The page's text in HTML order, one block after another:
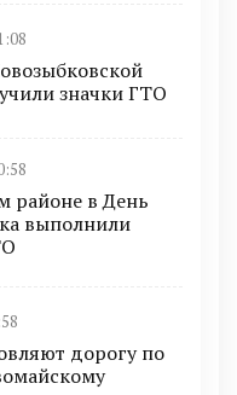
значки ГТО
районе в День
выполнили
дорогу по